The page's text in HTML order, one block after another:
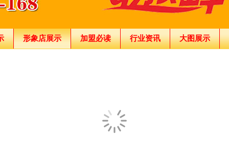
形象店展示 加盟必读 行业资讯 大图展示